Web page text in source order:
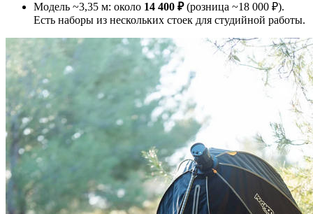
Модель ~3,35 м: около 14 400 ₽(розница ~18 000 ₽).
Есть наборы из нескольких стоек для студийной работы.